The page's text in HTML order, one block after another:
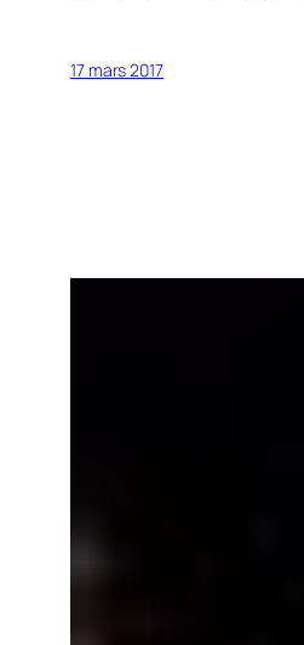
17 mars 2017